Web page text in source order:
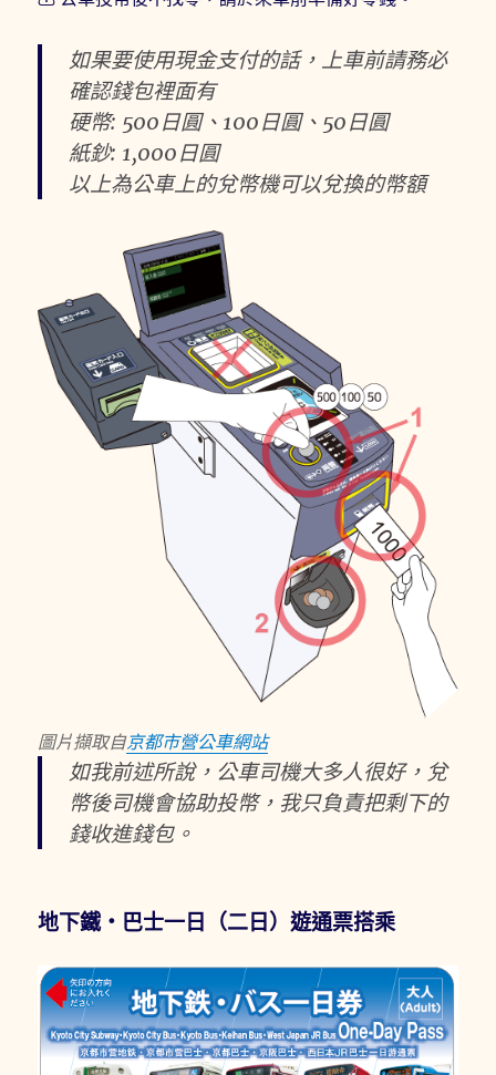
如果要使用現金支付的話，上車前請務必
確認錢包裡面有
硬幣: 500日圓、100日圓、50日圓
紙鈔: 1,000日圓
以上為公車上的兌幣機可以兌換的幣額
圖片擷取自京都市營公車網站
如我前述所說，公車司機大多人很好，兌
幣後司機會協助投幣，我只負責把剩下的
錢收進錢包。
地下鐵・巴士一日（二日）遊通票搭乘